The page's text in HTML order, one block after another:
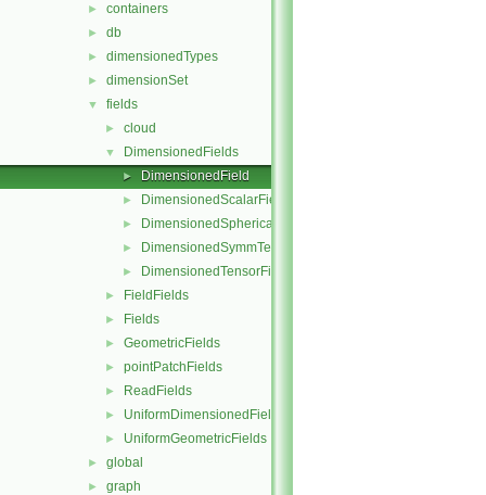
► containers
► db
► dimensionedTypes
► dimensionSet
▼ fields
► cloud
▼ DimensionedFields
► DimensionedField
► DimensionedScalarField
► DimensionedSphericalTensorField
► DimensionedSymmTensorField
► DimensionedTensorField
► FieldFields
► Fields
► GeometricFields
► pointPatchFields
► ReadFields
► UniformDimensionedFields
► UniformGeometricFields
► global
► graph